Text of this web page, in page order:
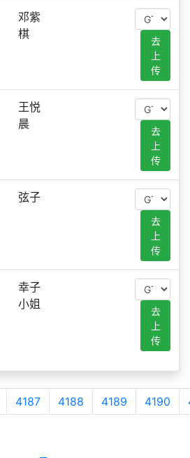
邓紫
棋
去
上
传
王悦
晨
去
上
传
弦子
去
上
传
幸子
小姐
去
上
传
4187 4188 4189 4190